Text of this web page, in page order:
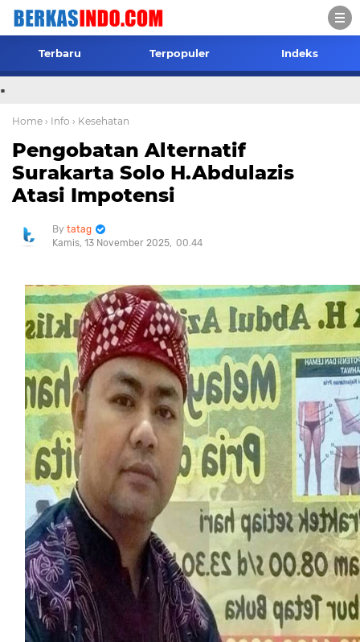
Terbaru Terpopuler Indeks
.
Home › Info › Kesehatan
Pengobatan Alternatif
Surakarta Solo H.Abdulazis
Atasi Impotensi
tatag
Kamis, 13 November 2025 00.44